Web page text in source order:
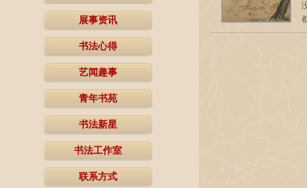
展事资讯
书法心得
艺闻趣事
青年书苑
书法新星
书法工作室
联系方式